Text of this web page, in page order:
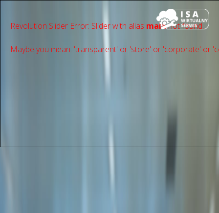
Revolution Slider Error: Slider with alias mainnot found.
Maybe you mean: 'transparent' or 'store' or 'сorporate' or